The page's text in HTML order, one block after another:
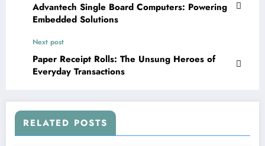
Advantech Single Board Computers: Powering
Embedded Solutions
Next post
Paper Receipt Rolls: The Unsung Heroes of
Everyday Transactions
RELATED POSTS